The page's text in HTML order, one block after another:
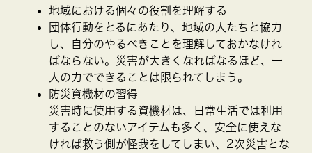
地域における個々の役割を理解する
団体行動をとるにあたり、地域の人たちと協力
し、自分のやるべきことを理解しておかなけれ
ばならない。災害が大きくなればなるほど、一
人の力でできることは限られてしまう。
防災資機材の習得
災害時に使用する資機材は、日常生活では利用
することのないアイテムも多く、安全に使えな
ければ救う側が怪我をしてしまい、2次災害とな